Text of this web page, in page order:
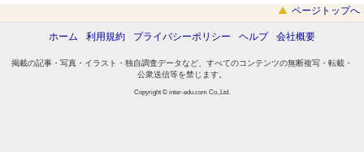
ページトップへ
ホーム 利用規約 プライバシーポリシー ヘルプ 会社概要
掲載の記事・写真・イラスト・独自調査データなど、すべてのコンテンツの無断複写・転載・
公衆送信等を禁じます。
Copyright © inter-edu.com Co.,Ltd.